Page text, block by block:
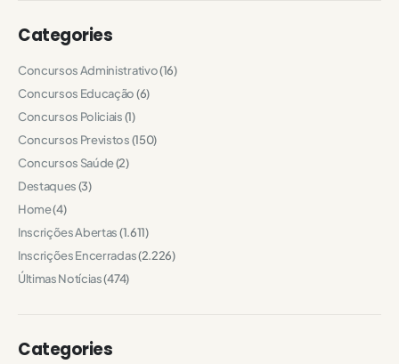
Categories
Concursos Administrativo(16)
Concursos Educação(6)
Concursos Policiais(1)
Concursos Previstos(150)
Concursos Saúde(2)
Destaques(3)
Home(4)
Inscrições Abertas(1.611)
Inscrições Encerradas(2.226)
Últimas Notícias(474)
Categories